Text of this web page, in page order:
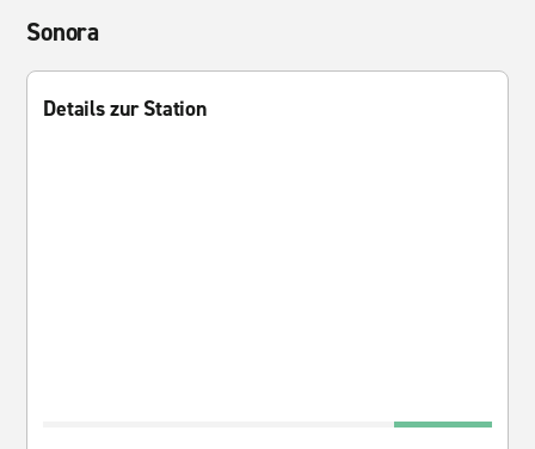
Sonora
Details zur Station